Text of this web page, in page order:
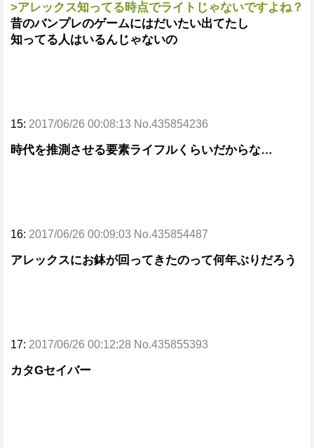
>アレックス知ってる時点でライトじゃないですよね？
昔のバンプレのゲームにはだいたい出てたし
知ってる人はいるんじゃないの
15: 2017/06/26 00:08:13 No.435854236
時代を推測させる要素ライフルくらいだからな…
16: 2017/06/26 00:09:03 No.435854487
アレックスにお鉢が回ってきたのって何年ぶりだろう
17: 2017/06/26 00:12:28 No.435855393
カタGセイバー